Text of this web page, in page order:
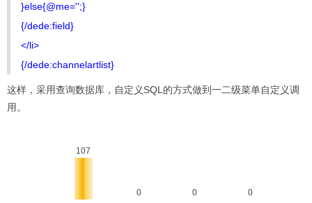
}else{@me='';}
{/dede:field}
</li>
{/dede:channelartlist}
这样，采用查询数据库，自定义SQL的方式做到一二级菜单自定义调
用。
107
0 0 0